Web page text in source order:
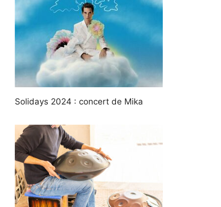
Solidays 2024 : concert de Mika